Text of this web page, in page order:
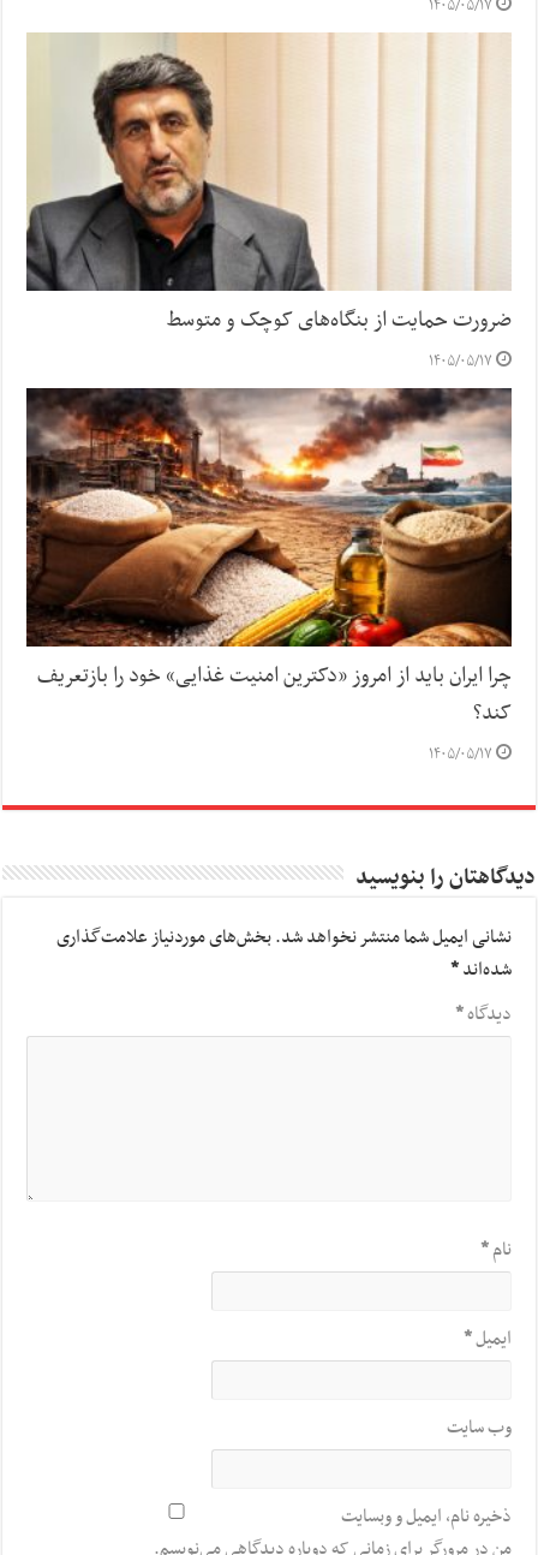
۱۴۰۵/۰۵/۱۷
ضرورت حمایت از بنگاه‌های کوچک و متوسط
۱۴۰۵/۰۵/۱۷
چرا ایران باید از امروز «دکترین امنیت غذایی» خود را بازتعریف
کند؟
۱۴۰۵/۰۵/۱۷
دیدگاهتان را بنویسید
نشانی ایمیل شما منتشر نخواهد شد.بخش‌های موردنیاز علامت‌گذاری
شده‌اند*
دیدگاه*
نام*
ایمیل*
وب‌ سایت
ذخیره نام، ایمیل و وبسایت
من در مرورگر برای زمانی که دوباره دیدگاهی می‌نویسم.